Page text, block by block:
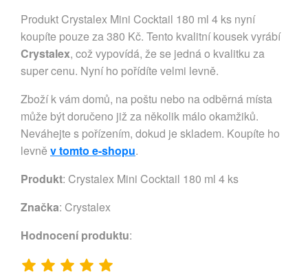
Produkt Crystalex Mini Cocktail 180 ml 4 ks nyní
koupíte pouze za 380 Kč. Tento kvalitní kousek vyrábí
Crystalex, což vypovídá, že se jedná o kvalitku za
super cenu. Nyní ho pořídíte velmi levně.
Zboží k vám domů, na poštu nebo na odběrná místa
může být doručeno již za několik málo okamžiků.
Neváhejte s pořízením, dokud je skladem. Koupíte ho
levně v tomto e-shopu.
Produkt: Crystalex Mini Cocktail 180 ml 4 ks
Značka: Crystalex
Hodnocení produktu: